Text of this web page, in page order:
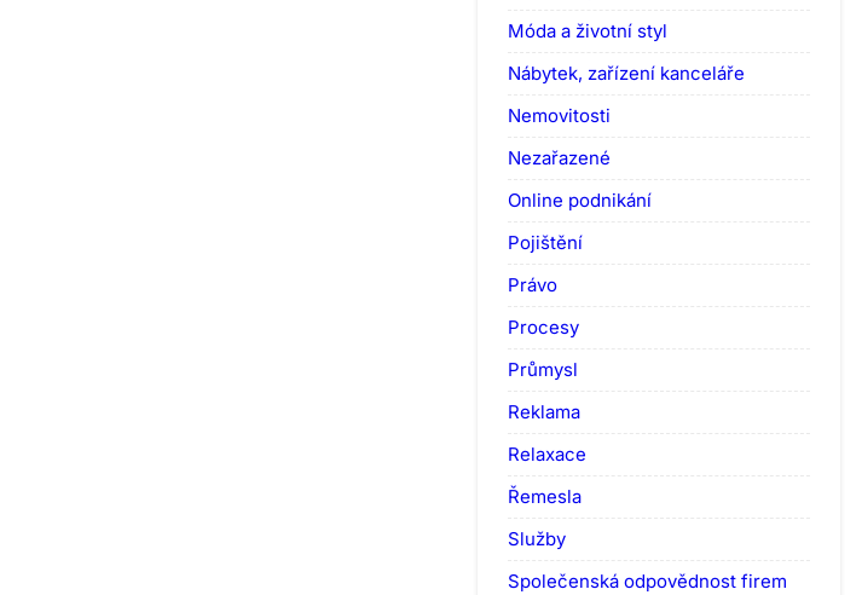
Móda a životní styl
Nábytek, zařízení kanceláře
Nemovitosti
Nezařazené
Online podnikání
Pojištění
Právo
Procesy
Průmysl
Reklama
Relaxace
Řemesla
Služby
Společenská odpovědnost firem